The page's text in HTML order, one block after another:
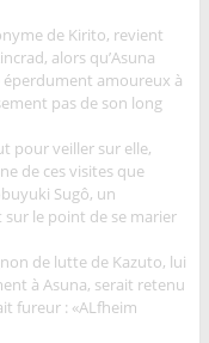
de Kirito, revient
alors qu’Asuna
éperdument amoureux à
pas de son long
pour veiller sur elle,
de ces visites que
Sugô, un
le point de se marier
de lutte de Kazuto, lui
à Asuna, serait retenu
fureur : «ALfheim